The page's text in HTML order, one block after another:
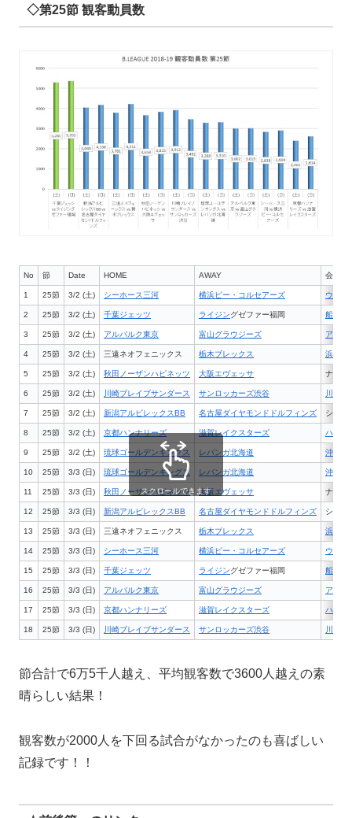
◇第25節 観客動員数
No 節 Date HOME AWAY 会場
1 25節 3/2 (土) シーホース三河 横浜ビー・コルセアーズ ウィン
2 25節 3/2 (土) 千葉ジェッツ ライジングゼファー福岡 船橋ア
3 25節 3/2 (土) アルバルク東京 富山グラウジーズ アリー
4 25節 3/2 (土) 三遠ネオフェニックス 栃木ブレックス 浜松ア
5 25節 3/2 (土) 秋田ノーザンハピネッツ 大阪エヴェッサ ナイス
6 25節 3/2 (土) 川崎ブレイブサンダース サンロッカーズ渋谷 川崎市
7 25節 3/2 (土) 新潟アルビレックスBB 名古屋ダイヤモンドドルフィンズ シティ
8 25節 3/2 (土) 京都ハンナリーズ 滋賀レイクスターズ ハンナ
9 25節 3/2 (土) 琉球ゴールデンキングス レバンガ北海道 沖縄市
10 25節 3/3 (日) 琉球ゴールデンキングス レバンガ北海道 沖縄市
11 25節 3/3 (日) 秋田ノーザンハピネッツ 大阪エヴェッサ ナイス
12 25節 3/3 (日) 新潟アルビレックスBB 名古屋ダイヤモンドドルフィンズ シティ
13 25節 3/3 (日) 三遠ネオフェニックス 栃木ブレックス 浜松ア
14 25節 3/3 (日) シーホース三河 横浜ビー・コルセアーズ ウィン
15 25節 3/3 (日) 千葉ジェッツ ライジングゼファー福岡 船橋ア
16 25節 3/3 (日) アルバルク東京 富山グラウジーズ アリー
17 25節 3/3 (日) 京都ハンナリーズ 滋賀レイクスターズ ハンナ
18 25節 3/3 (日) 川崎ブレイブサンダース サンロッカーズ渋谷 川崎市
スクロールできます
節合計で6万5千人越え、平均観客数で3600人越えの素
晴らしい結果！
観客数が2000人を下回る試合がなかったのも喜ばしい
記録です！！